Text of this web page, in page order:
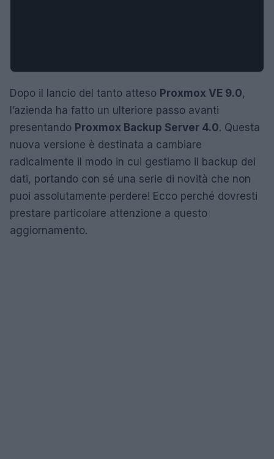
Dopo il lancio del tanto atteso Proxmox VE 9.0,
l’azienda ha fatto un ulteriore passo avanti
presentando Proxmox Backup Server 4.0. Questa
nuova versione è destinata a cambiare
radicalmente il modo in cui gestiamo il backup dei
dati, portando con sé una serie di novità che non
puoi assolutamente perdere! Ecco perché dovresti
prestare particolare attenzione a questo
aggiornamento.